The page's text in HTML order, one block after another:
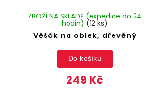
Věšák na oblek, dřevěný
ZBOŽÍ NA SKLADĚ (expedice do 24
hodin) (12 ks)
249 Kč
Do košíku